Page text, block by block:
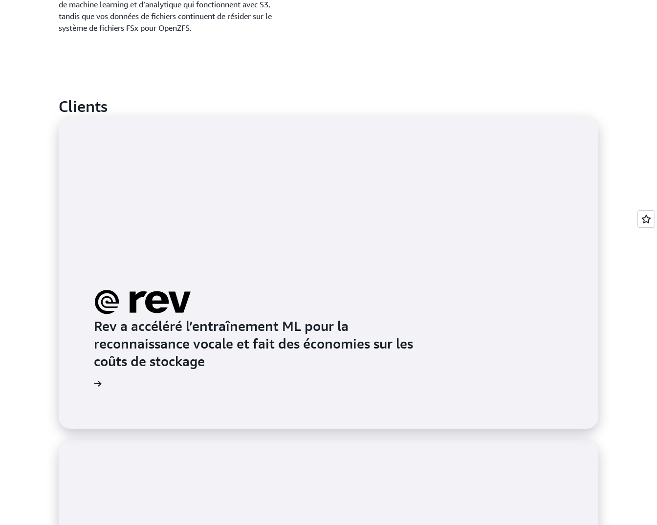
de machine learning et d’analytique qui fonctionnent avec S3,
tandis que vos données de fichiers continuent de résider sur le
système de fichiers FSx pour OpenZFS.
Clients
Rev a accéléré l’entraînement ML pour la
reconnaissance vocale et fait des économies sur les
coûts de stockage